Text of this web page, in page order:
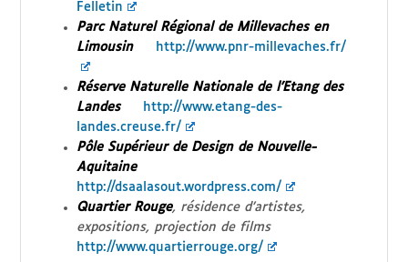
Felletin
Parc Naturel Régional de Millevaches en
Limousin
http://www.pnr-millevaches.fr/
Réserve Naturelle Nationale de l’Etang des
Landes
http://www.etang-des-
landes.creuse.fr/
Pôle Supérieur de Design de Nouvelle-
Aquitaine
http://dsaalasout.wordpress.com/
Quartier Rouge, résidence d’artistes,
expositions, projection de films
http://www.quartierrouge.org/